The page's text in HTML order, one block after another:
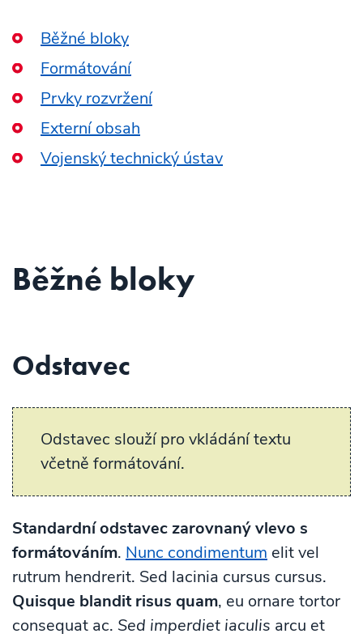
Běžné bloky
Formátování
Prvky rozvržení
Externí obsah
Vojenský technický ústav
Běžné bloky
Odstavec
Odstavec slouží pro vkládání textu
včetně formátování.
Standardní odstavec zarovnaný vlevo s
formátováním. Nunc condimentum elit vel
rutrum hendrerit. Sed lacinia cursus cursus.
Quisque blandit risus quam, eu ornare tortor
consequat ac. Sed imperdiet iaculis arcu et